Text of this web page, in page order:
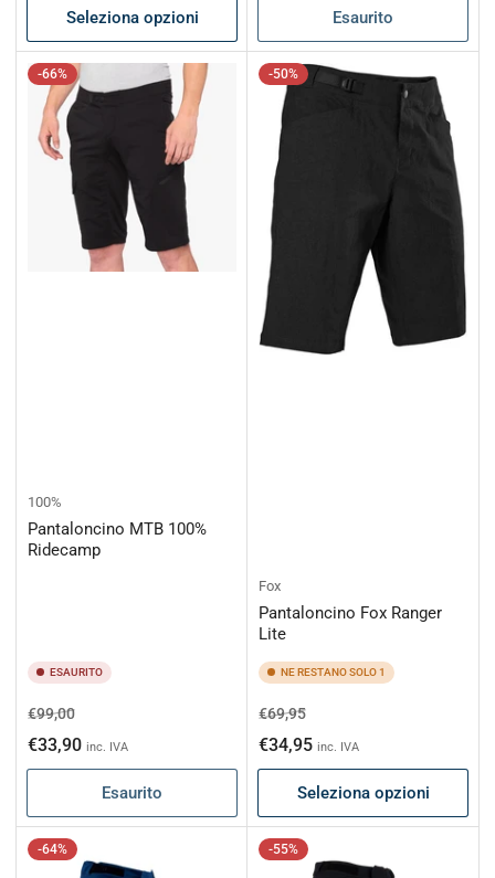
Seleziona opzioni Esaurito
-66%
100%
Pantaloncino MTB 100%
Ridecamp
ESAURITO
Prezzo
di
listino
€99,00Prezzo
scontato
€33,90 inc. IVA
Esaurito
-50%
Fox
Pantaloncino Fox Ranger
Lite
NE RESTANO SOLO 1
Prezzo
di
listino
€69,95Prezzo
scontato
€34,95 inc. IVA
Seleziona opzioni
-64% -55%